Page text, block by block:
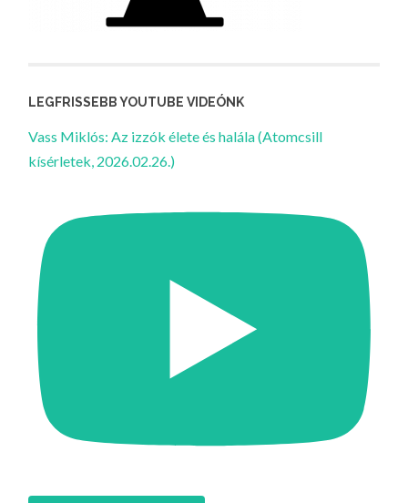
LEGFRISSEBB YOUTUBE VIDEÓNK
Vass Miklós: Az izzók élete és halála (Atomcsill
kísérletek, 2026.02.26.)